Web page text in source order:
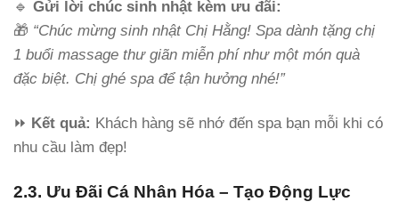
🔹 Gửi lời chúc sinh nhật kèm ưu đãi:
🎁 “Chúc mừng sinh nhật Chị Hằng! Spa dành tặng chị
1 buổi massage thư giãn miễn phí như một món quà
đặc biệt. Chị ghé spa để tận hưởng nhé!”
⏩ Kết quả: Khách hàng sẽ nhớ đến spa bạn mỗi khi có
nhu cầu làm đẹp!
2.3. Ưu Đãi Cá Nhân Hóa – Tạo Động Lực